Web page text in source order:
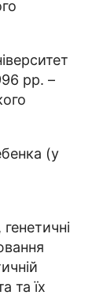
рр. –
(у
та їх